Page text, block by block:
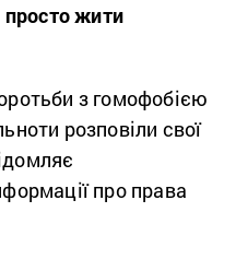
просто жити
з гомофобією
розповіли свої
про права